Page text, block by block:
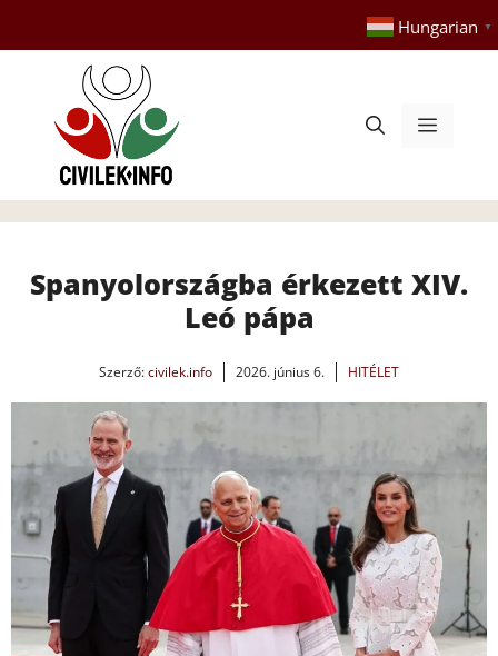
tartalomba
Hungarian ▼
Menü
Spanyolországba érkezett XIV.
Leó pápa
Szerző:civilek.info 2026. június 6. HITÉLET